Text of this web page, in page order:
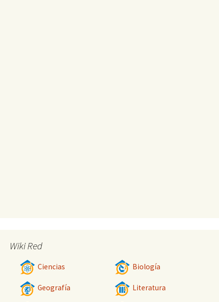
Wiki Red
Ciencias Biología
Geografía Literatura